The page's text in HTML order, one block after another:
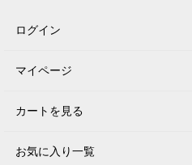
ログイン
マイページ
カートを見る
お気に入り一覧